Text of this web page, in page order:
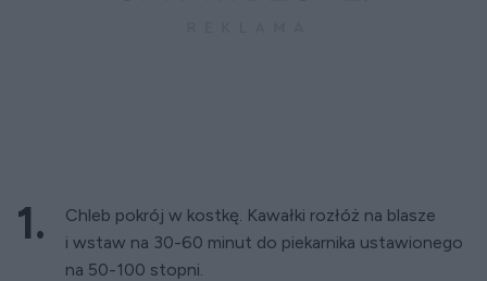
Chleb pokrój w kostkę. Kawałki rozłóż na blasze
i wstaw na 30-60 minut do piekarnika ustawionego
na 50-100 stopni.